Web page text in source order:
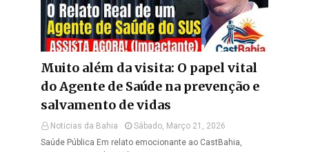
Muito além da visita: O papel vital
do Agente de Saúde na prevenção e
salvamento de vidas
Noticias da Bahia
Sábado, Março 21, 2026
Saúde Pública Em relato emocionante ao CastBahia,